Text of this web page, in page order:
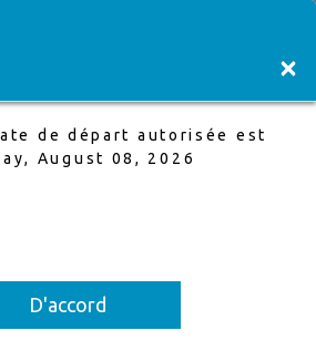
1 Adultes
le tarif aérien aller-retour et le tarif aérien
×
de départ autorisée est
August 08, 2026
D'accord